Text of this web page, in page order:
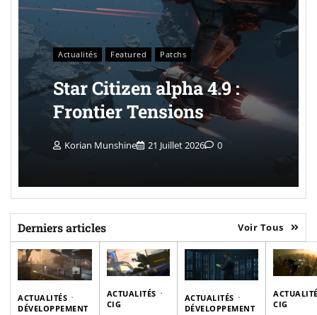
Actualités Featured Patchs
Star Citizen alpha 4.9 :
Frontier Tensions
Korian Munshine 21 Juillet 2026 0
Derniers articles Voir Tous
ACTUALITÉS
DÉVELOPPEMENT
ACTUALITÉS
CIG
ACTUALITÉS
DÉVELOPPEMENT
CIG